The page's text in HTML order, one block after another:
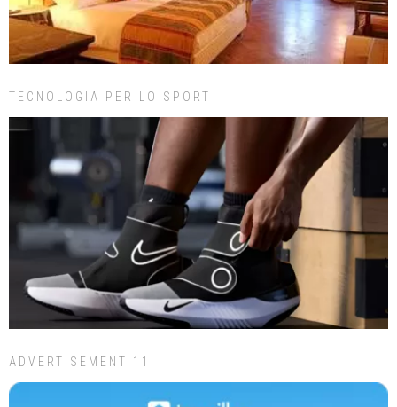
TECNOLOGIA PER LO SPORT
ADVERTISEMENT 11